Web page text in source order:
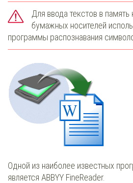
Для ввода текстов в
бумажных носителей
программы распознавания
Одной из наиболее известных
является ABBYY FineReader.